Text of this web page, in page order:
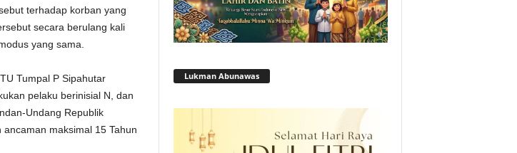
terhadap korban yang
secara berulang kali
yang sama.
Tumpal P Sipahutar
pelaku berinisial N, dan
Undang Republik
maksimal 15 Tahun
Lukman Abunawas